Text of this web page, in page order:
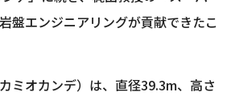
盤エンジニアリングが貢献できたこ
ミオカンデ）は、直径39.3m、高さ